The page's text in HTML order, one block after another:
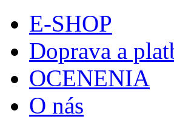
E-SHOP
Doprava a
OCENENIA
O nás